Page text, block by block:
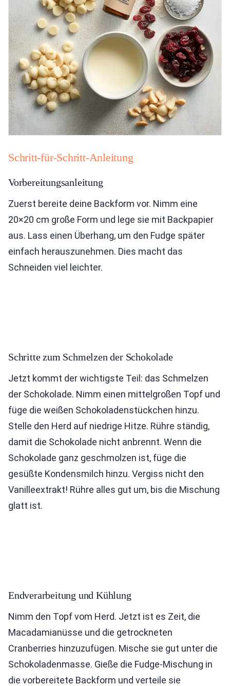
Schritt-für-Schritt-Anleitung
Vorbereitungsanleitung
Zuerst bereite deine Backform vor. Nimm eine
20×20 cm große Form und lege sie mit Backpapier
aus. Lass einen Überhang, um den Fudge später
einfach herauszunehmen. Dies macht das
Schneiden viel leichter.
Schritte zum Schmelzen der Schokolade
Jetzt kommt der wichtigste Teil: das Schmelzen
der Schokolade. Nimm einen mittelgroßen Topf und
füge die weißen Schokoladenstückchen hinzu.
Stelle den Herd auf niedrige Hitze. Rühre ständig,
damit die Schokolade nicht anbrennt. Wenn die
Schokolade ganz geschmolzen ist, füge die
gesüßte Kondensmilch hinzu. Vergiss nicht den
Vanilleextrakt! Rühre alles gut um, bis die Mischung
glatt ist.
Endverarbeitung und Kühlung
Nimm den Topf vom Herd. Jetzt ist es Zeit, die
Macadamianüsse und die getrockneten
Cranberries hinzuzufügen. Mische sie gut unter die
Schokoladenmasse. Gieße die Fudge-Mischung in
die vorbereitete Backform und verteile sie